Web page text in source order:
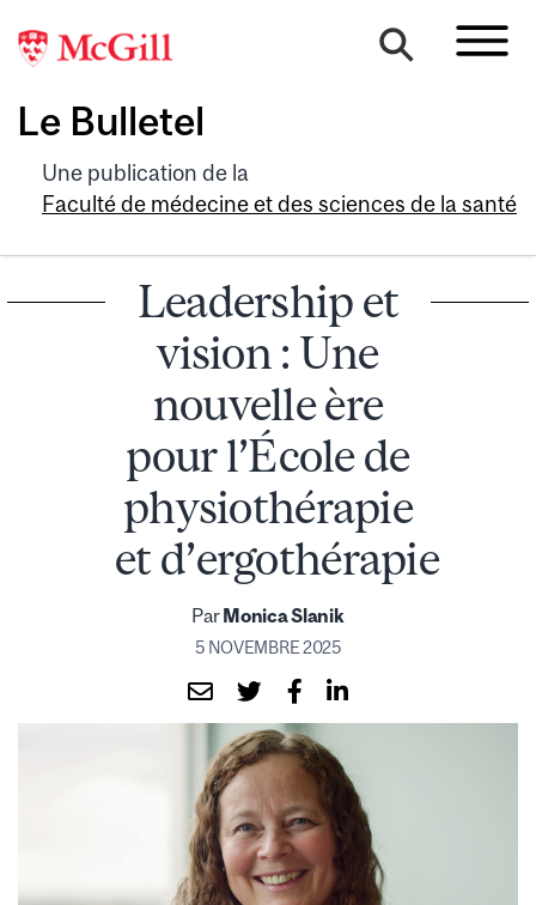
Le Bulletel
Une publication de la
Faculté de médecine et des sciences de la santé
Leadership et
vision : Une
nouvelle ère
pour l’École de
physiothérapie
et d’ergothérapie
ParMonica Slanik
5 NOVEMBRE 2025